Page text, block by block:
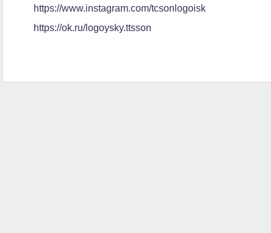
https://www.instagram.com/tcsonlogoisk
https://ok.ru/logoysky.ttsson